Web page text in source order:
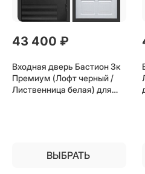
43 400 ₽
Входная дверь Бастион 3к
Премиум (Лофт черный /
Лиственница белая) для
ВЫБРАТЬ